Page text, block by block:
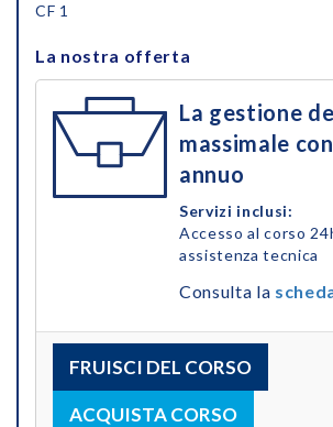
CF 1
La nostra offerta
La gestione
massimale
annuo
Servizi inclusi:
Accesso al corso
assistenza tecnica
Consulta la
FRUISCI DEL CORSO
ACQUISTA CORSO